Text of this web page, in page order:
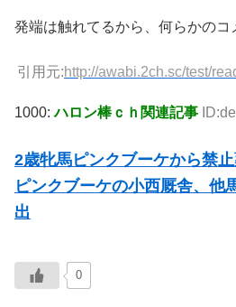
発端は触れてるから、何らかのコ
引用元:http://awabi.2ch.sc/test/
1000:ハロン棒ｃｈ関連記事
2歳牝馬ピンクブーケから禁
ピンクブーケの小西厩舎、他
出
0